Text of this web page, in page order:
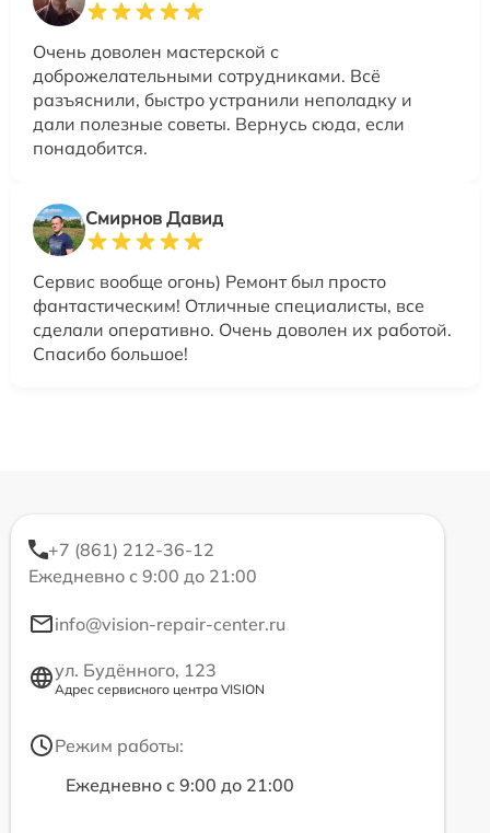
Очень доволен мастерской с
доброжелательными сотрудниками. Всё
разъяснили, быстро устранили неполадку и
дали полезные советы. Вернусь сюда, если
понадобится.
Смирнов Давид
Сервис вообще огонь) Ремонт был просто
фантастическим! Отличные специалисты, все
сделали оперативно. Очень доволен их работой.
Спасибо большое!
+7 (861) 212-36-12
Ежедневно с 9:00 до 21:00
info@vision-repair-center.ru
ул. Будённого, 123
Адрес сервисного центра VISION
Режим работы:
Ежедневно с 9:00 до 21:00